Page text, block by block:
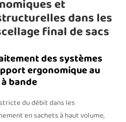
et
dans les
final de sacs
des systèmes
ergonomique au
bande
du débit dans les
en sachets à haut volume,